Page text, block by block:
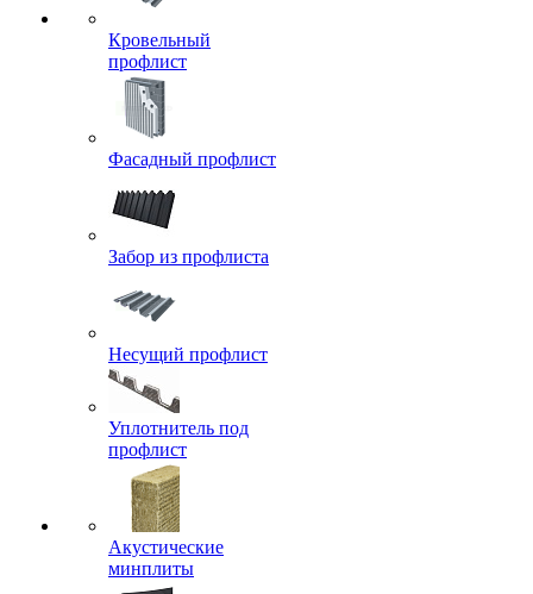
Кровельный
профлист
Фасадный профлист
Забор из профлиста
Несущий профлист
Уплотнитель под
профлист
Акустические
минплиты